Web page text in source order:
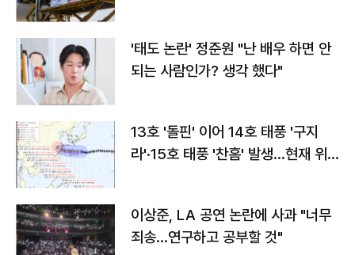
'태도 논란' 정준원 "난 배우 하면 안
되는 사람인가? 생각 했다"
13호 '돌핀' 이어 14호 태풍 '구지
라'·15호 태풍 '찬홈' 발생…현재 위
이상준, LA 공연 논란에 사과 "너무
죄송…연구하고 공부할 것"